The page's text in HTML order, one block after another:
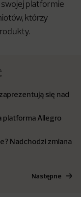
platformie
którzy
się nad
platforma Allegro
Nadchodzi zmiana
Następne